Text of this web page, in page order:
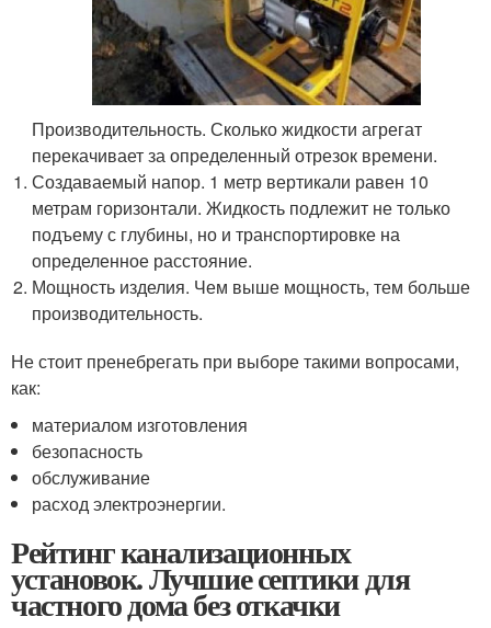
Производительность. Сколько жидкости агрегат
перекачивает за определенный отрезок времени.
Создаваемый напор. 1 метр вертикали равен 10
метрам горизонтали. Жидкость подлежит не только
подъему с глубины, но и транспортировке на
определенное расстояние.
Мощность изделия. Чем выше мощность, тем больше
производительность.
Не стоит пренебрегать при выборе такими вопросами,
как:
материалом изготовления
безопасность
обслуживание
расход электроэнергии.
Рейтинг канализационных
установок. Лучшие септики для
частного дома без откачки